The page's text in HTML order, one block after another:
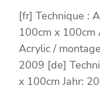
[fr] Technique :
100cm x 100cm
Acrylic /
2009 [de]
x 100cm Jahr: